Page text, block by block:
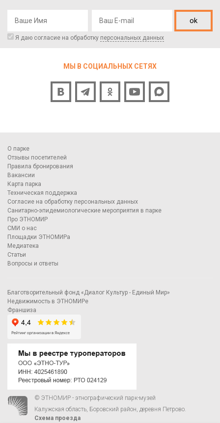
ok
Я даю согласие на обработку персональных данных
МЫ В СОЦИАЛЬНЫХ СЕТЯХ
О парке
Отзывы посетителей
Правила бронирования
Вакансии
Карта парка
Техническая поддержка
Согласие на обработку персональных данных
Санитарно-эпидемиологические мероприятия в парке
Про ЭТНОМИР
СМИ о нас
Площадки ЭТНОМИРа
Медиатека
Статьи
Вопросы и ответы
Благотворительный фонд «Диалог Культур - Единый Мир»
Недвижимость в ЭТНОМИРе
Франшиза
© ЭТНОМИР - этнографический парк-музей
Калужская область, Боровский район, деревня Петрово.
Схема проезда